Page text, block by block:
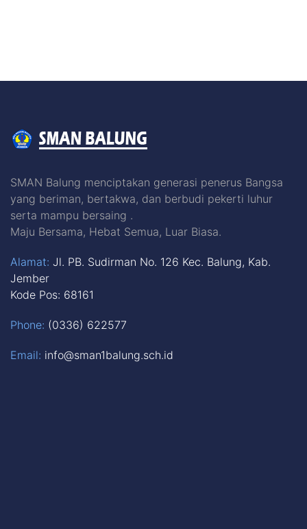
SMAN Balung menciptakan generasi penerus Bangsa
yang beriman, bertakwa, dan berbudi pekerti luhur
serta mampu bersaing .
Maju Bersama, Hebat Semua, Luar Biasa.
Alamat: Jl. PB. Sudirman No. 126 Kec. Balung, Kab.
Jember
Kode Pos: 68161
Phone: (0336) 622577
Email: info@sman1balung.sch.id